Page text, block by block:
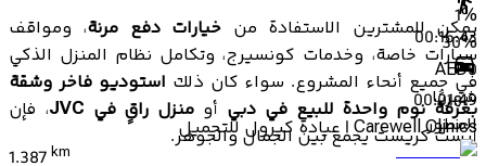
يمكن للمشترين الاستفادة من خيارات دفع مرنة، ومواقف
سيارات خاصة، وخدمات كونسيرج، وتكامل نظام المنزل الذكي
في جميع أنحاء المشروع. سواء كان ذلك استوديو فاخر وشقة
بغرفة نوم واحدة للبيع في دبي أو منزل راقٍ في JVC
، فإن
إيست كريست يجمع بين الجمال والجوهر.
00:16:43
00:01:49
Carewell Clinics | عيادة كيرول للتجميل
1.387 km
1%
30%
AED0
شهريًا
المطور